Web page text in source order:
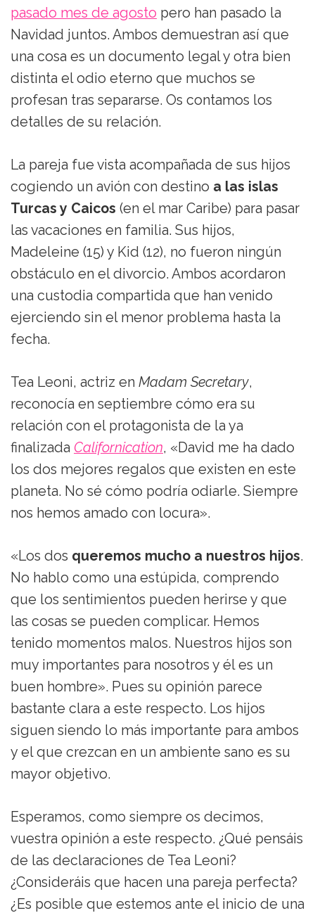
pasado mes de agosto pero han pasado la
Navidad juntos. Ambos demuestran así que
una cosa es un documento legal y otra bien
distinta el odio eterno que muchos se
profesan tras separarse. Os contamos los
detalles de su relación.
La pareja fue vista acompañada de sus hijos
cogiendo un avión con destino a las islas
Turcas y Caicos (en el mar Caribe) para pasar
las vacaciones en familia. Sus hijos,
Madeleine (15) y Kid (12), no fueron ningún
obstáculo en el divorcio. Ambos acordaron
una custodia compartida que han venido
ejerciendo sin el menor problema hasta la
fecha.
Tea Leoni, actriz en Madam Secretary,
reconocía en septiembre cómo era su
relación con el protagonista de la ya
finalizada Californication, «David me ha dado
los dos mejores regalos que existen en este
planeta. No sé cómo podría odiarle. Siempre
nos hemos amado con locura».
«Los dos queremos mucho a nuestros hijos.
No hablo como una estúpida, comprendo
que los sentimientos pueden herirse y que
las cosas se pueden complicar. Hemos
tenido momentos malos. Nuestros hijos son
muy importantes para nosotros y él es un
buen hombre». Pues su opinión parece
bastante clara a este respecto. Los hijos
siguen siendo lo más importante para ambos
y el que crezcan en un ambiente sano es su
mayor objetivo.
Esperamos, como siempre os decimos,
vuestra opinión a este respecto. ¿Qué pensáis
de las declaraciones de Tea Leoni?
¿Consideráis que hacen una pareja perfecta?
¿Es posible que estemos ante el inicio de una